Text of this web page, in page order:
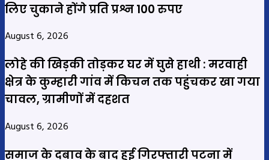
लिए चुकाने होंगे प्रति प्रश्न 100 रुपए
August 6, 2026
लोहे की खिड़की तोड़कर घर में घुसे हाथी : मरवाही
क्षेत्र के कुम्हारी गांव में किचन तक पहुंचकर खा गया
चावल, ग्रामीणों में दहशत
August 6, 2026
समाज के दबाव के बाद हुई गिरफ्तारी पटना में